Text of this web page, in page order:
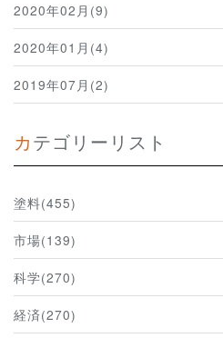
2020年02月(9)
2020年01月(4)
2019年07月(2)
カテゴリーリスト
塗料(455)
市場(139)
科学(270)
経済(270)